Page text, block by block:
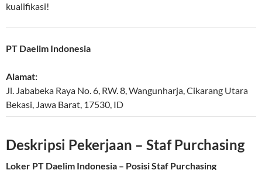
kualifikasi!
PT Daelim Indonesia
Alamat:
Jl. Jababeka Raya No. 6, RW. 8, Wangunharja, Cikarang Utara
Bekasi, Jawa Barat, 17530, ID
Deskripsi Pekerjaan – Staf Purchasing
Loker PT Daelim Indonesia – Posisi Staf Purchasing